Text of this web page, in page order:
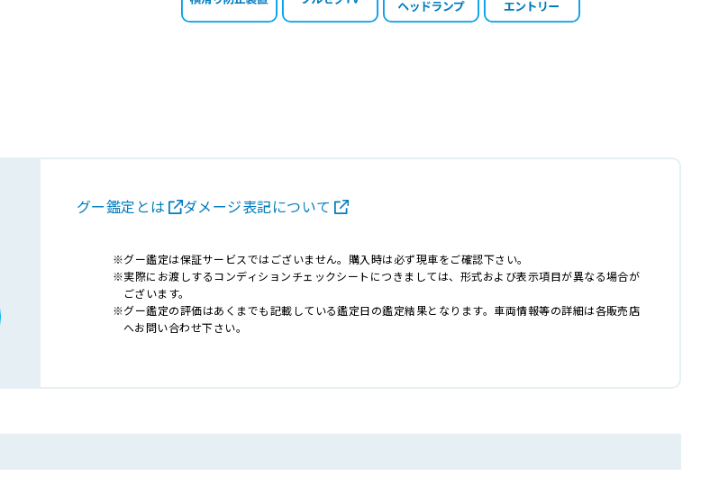
グー鑑定とは ダメージ表記について
グー鑑定は保証サービスではございません。購入時は必ず現車をご確認下さい。
実際にお渡しするコンディションチェックシートにつきましては、形式および表示項目が異なる場合が
ございます。
グー鑑定の評価はあくまでも記載している鑑定日の鑑定結果となります。車両情報等の詳細は各販売店
へお問い合わせ下さい。